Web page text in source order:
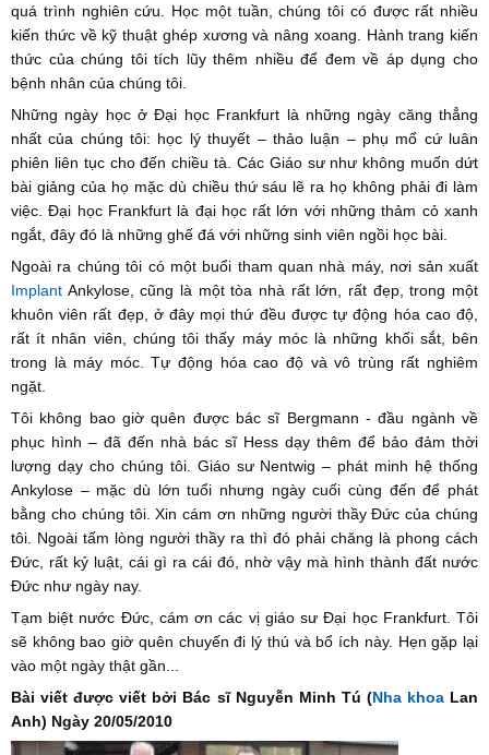
quá trình nghiên cứu. Học một tuần, chúng tôi có được rất nhiều
kiến thức về kỹ thuật ghép xương và nâng xoang. Hành trang kiến
thức của chúng tôi tích lũy thêm nhiều để đem về áp dụng cho
bệnh nhân của chúng tôi.
Những ngày học ở Đại học Frankfurt là những ngày căng thẳng
nhất của chúng tôi: học lý thuyết – thảo luận – phụ mổ cứ luân
phiên liên tục cho đến chiều tà. Các Giáo sư như không muốn dứt
bài giảng của họ mặc dù chiều thứ sáu lẽ ra họ không phải đi làm
việc. Đại học Frankfurt là đại học rất lớn với những thảm cỏ xanh
ngắt, đây đó là những ghế đá với những sinh viên ngồi học bài.
Ngoài ra chúng tôi có một buổi tham quan nhà máy, nơi sản xuất
Implant Ankylose, cũng là một tòa nhà rất lớn, rất đẹp, trong một
khuôn viên rất đẹp, ở đây mọi thứ đều được tự động hóa cao độ,
rất ít nhân viên, chúng tôi thấy máy móc là những khối sắt, bên
trong là máy móc. Tự động hóa cao độ và vô trùng rất nghiêm
ngặt.
Tôi không bao giờ quên được bác sĩ Bergmann - đầu ngành về
phục hình – đã đến nhà bác sĩ Hess dạy thêm để bảo đảm thời
lượng dạy cho chúng tôi. Giáo sư Nentwig – phát minh hệ thống
Ankylose – mặc dù lớn tuổi nhưng ngày cuối cùng đến để phát
bằng cho chúng tôi. Xin cám ơn những người thầy Đức của chúng
tôi. Ngoài tấm lòng người thầy ra thì đó phải chăng là phong cách
Đức, rất kỷ luật, cái gì ra cái đó, nhờ vậy mà hình thành đất nước
Đức như ngày nay.
Tạm biệt nước Đức, cám ơn các vị giáo sư Đại học Frankfurt. Tôi
sẽ không bao giờ quên chuyến đi lý thú và bổ ích này. Hẹn gặp lại
vào một ngày thật gần...
Bài viết được viết bởi Bác sĩ Nguyễn Minh Tú (Nha khoaLan
Anh) Ngày 20/05/2010